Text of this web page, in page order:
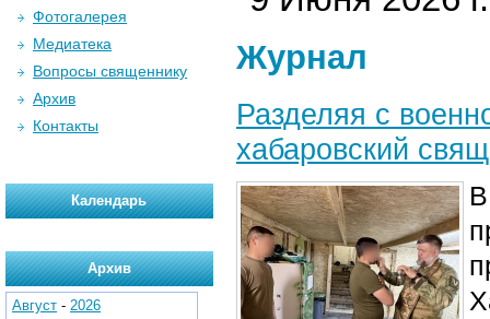
Журнал
Разделяя с
хабаровский
Фотогалерея
Медиатека
Вопросы священнику
Архив
Контакты
Календарь
Архив
Август - 2026